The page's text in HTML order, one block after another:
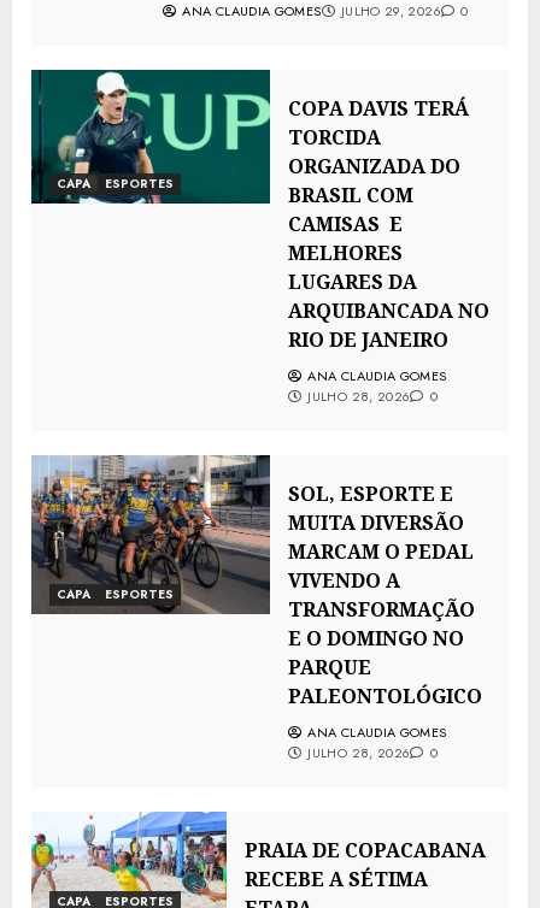
ANA CLAUDIA GOMES JULHO 29, 2026 0
CAPA ESPORTES
COPA DAVIS TERÁ
TORCIDA
ORGANIZADA DO
BRASIL COM
CAMISAS E
MELHORES
LUGARES DA
ARQUIBANCADA NO
RIO DE JANEIRO
ANA CLAUDIA GOMES
JULHO 28, 2026
0
CAPA ESPORTES
SOL, ESPORTE E
MUITA DIVERSÃO
MARCAM O PEDAL
VIVENDO A
TRANSFORMAÇÃO
E O DOMINGO NO
PARQUE
PALEONTOLÓGICO
ANA CLAUDIA GOMES
JULHO 28, 2026
0
CAPA ESPORTES
PRAIA DE COPACABANA
RECEBE A SÉTIMA